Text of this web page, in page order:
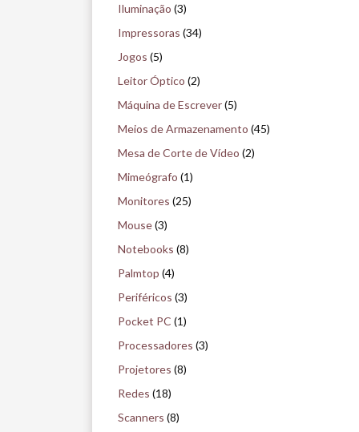
Iluminação (3)
Impressoras (34)
Jogos (5)
Leitor Óptico (2)
Máquina de Escrever(5)
Meios de Armazenamento (45)
Mesa de Corte de Vídeo (2)
Mimeógrafo (1)
Monitores (25)
Mouse(3)
Notebooks (8)
Palmtop (4)
Periféricos (3)
Pocket PC (1)
Processadores (3)
Projetores (8)
Redes (18)
Scanners (8)